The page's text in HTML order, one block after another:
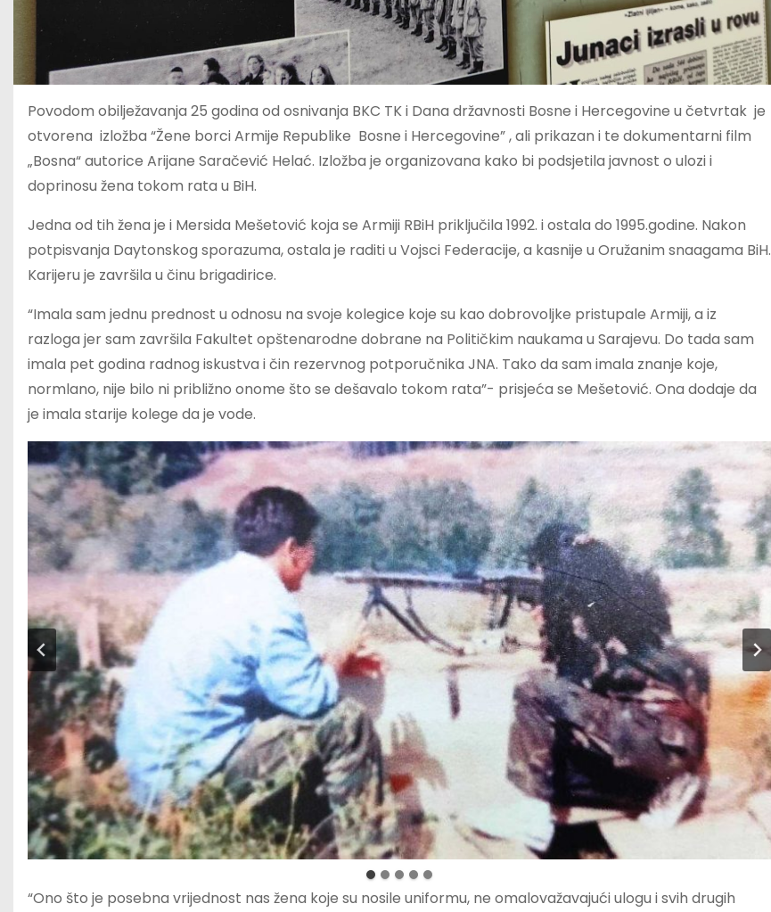
Povodom obilježavanja 25 godina od osnivanja BKC TK i Dana državnosti Bosne i Hercegovine u četvrtak je
otvorena izložba “Žene borci Armije Republike Bosne i Hercegovine” , ali prikazan i te dokumentarni film
„Bosna“ autorice Arijane Saračević Helać. Izložba je organizovana kako bi podsjetila javnost o ulozi i
doprinosu žena tokom rata u BiH.
Jedna od tih žena je i Mersida Mešetović koja se Armiji RBiH priključila 1992. i ostala do 1995.godine. Nakon
potpisvanja Daytonskog sporazuma, ostala je raditi u Vojsci Federacije, a kasnije u Oružanim snaagama BiH.
Karijeru je završila u činu brigadirice.
“Imala sam jednu prednost u odnosu na svoje kolegice koje su kao dobrovoljke pristupale Armiji, a iz
razloga jer sam završila Fakultet opštenarodne dobrane na Političkim naukama u Sarajevu. Do tada sam
imala pet godina radnog iskustva i čin rezervnog potporučnika JNA. Tako da sam imala znanje koje,
normlano, nije bilo ni približno onome što se dešavalo tokom rata”- prisjeća se Mešetović. Ona dodaje da
je imala starije kolege da je vode.
“Ono što je posebna vrijednost nas žena koje su nosile uniformu, ne omalovažavajući ulogu i svih drugih